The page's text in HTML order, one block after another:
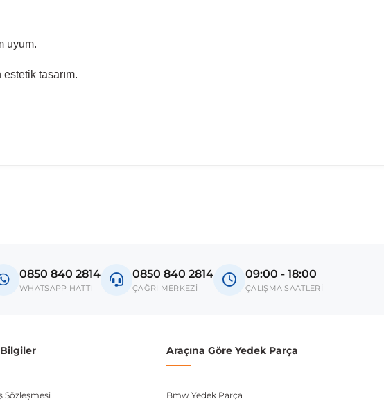
uyum.
tasarım.
Şahin
0850 840 2814
WHATSAPP HATTI
0850 840 2814
ÇAĞRI MERKEZİ
09:00 - 18:00
ÇALIŞMA SAATLERİ
Sözleşmesi
Araçına Göre Yedek Parça
Bmw Yedek Parça